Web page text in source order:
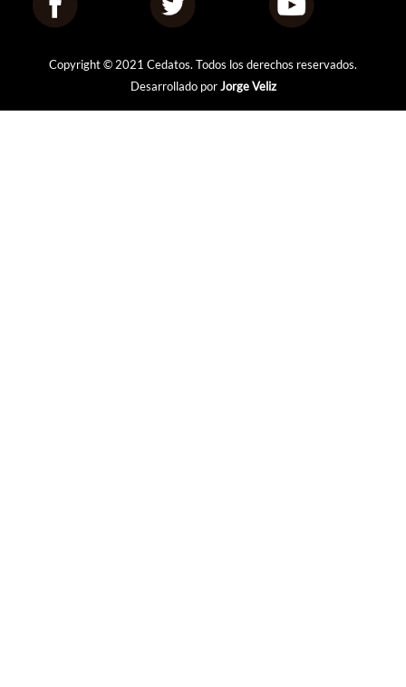
Copyright © 2021 Cedatos. Todos los derechos reservados.
Desarrollado porJorge Veliz